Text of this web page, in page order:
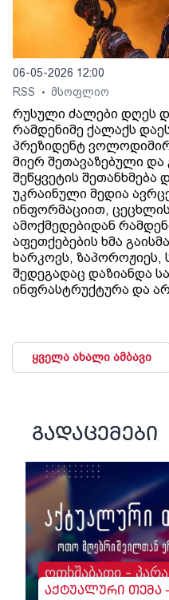
06-05-2026 12:00
RSS
• მსოფლიო
რუსული ძალები დღეს
რამდენიმე ქალაქს
პრეზიდენტ
მიერ შეთავაზებული
შეწყვეტის
უკრაინული მედია
ინფორმაციით, ცეცხლის
ამოქმედებიდან
აფეთქებების ხმა
ხარკოვს, ზაპოროჟიეს,
შედეგადაც დაზიანდა
ინფრასტრუქტურა და
ყველა ახალი ამბავი
გადაცემები
ოთხშაბათი -
აქტუალური თემა